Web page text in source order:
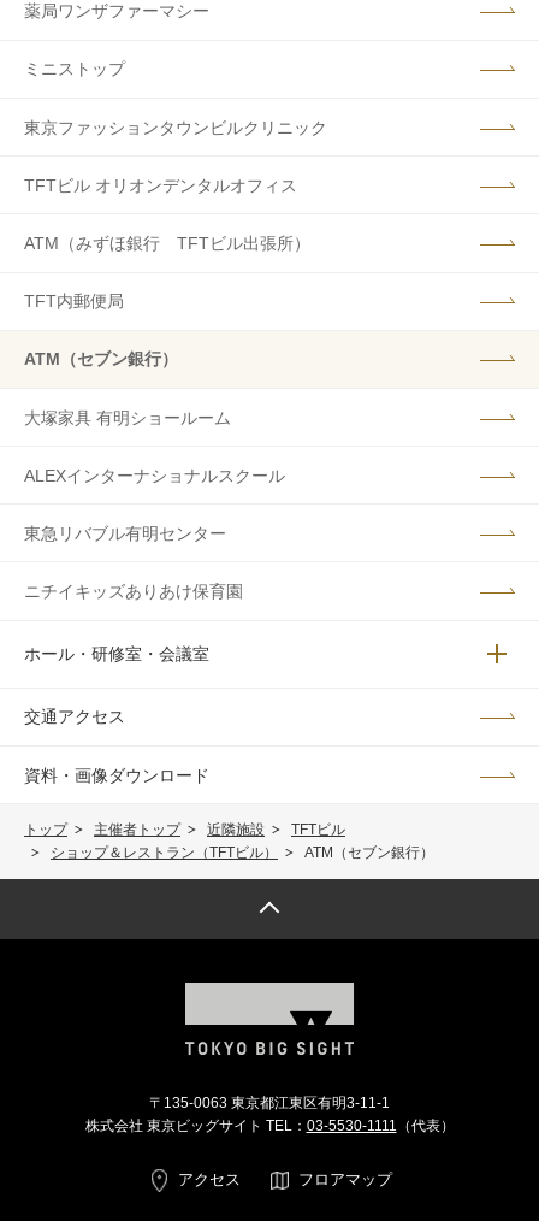
薬局ワンザファーマシー
ミニストップ
東京ファッションタウンビルクリニック
TFTビル オリオンデンタルオフィス
ATM（みずほ銀行 TFTビル出張所）
TFT内郵便局
ATM（セブン銀行）
大塚家具 有明ショールーム
ALEXインターナショナルスクール
東急リバブル有明センター
ニチイキッズありあけ保育園
ホール・研修室・会議室 メニュ
交通アクセス
資料・画像ダウンロード
トップ 主催者トップ 近隣施設
TFTビル
ショップ＆レストラン（TFTビル）
ATM（セブン銀行）
〒135-0063 東京都江東区有明3-11-1
株式会社 東京ビッグサイト TEL： 03-5530-1111 （代表）
アクセス フロアマップ